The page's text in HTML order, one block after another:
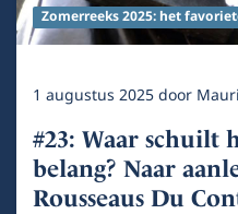
Zomerreeks 2025: het
1 augustus 2025door
#23: Waar schuilt
belang? Naar
Rousseaus Du